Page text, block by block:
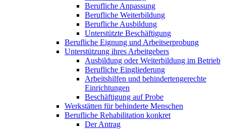
Berufliche Anpassung
Berufliche Weiterbildung
Berufliche Ausbildung
Unterstützte Beschäftigung
Berufliche Eignung und Arbeitserprobung
Unterstützung ihres Arbeitgebers
Ausbildung oder Weiterbildung im Betrieb
Berufliche Eingliederung
Arbeitshilfen und behindertengerechte
Einrichtungen
Beschäftigung auf Probe
Werkstätten für behinderte Menschen
Berufliche Rehabilitation konkret
Der Antrag